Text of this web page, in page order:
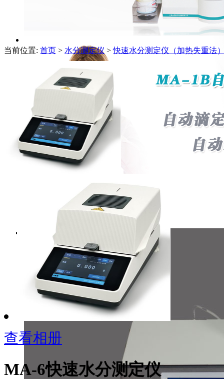
当前位置: 首页 > 水分测定仪 >快速水分测定仪（加热失重法
查看相册
MA-6快速水分测定仪